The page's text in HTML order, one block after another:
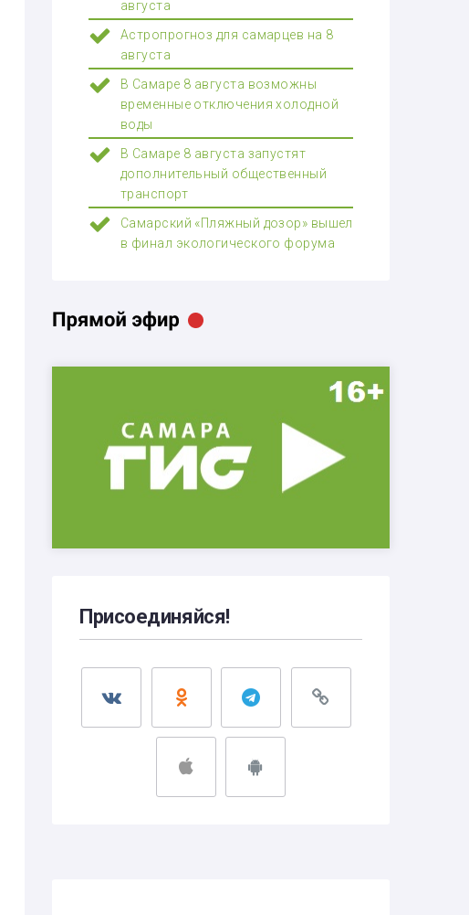
августа
Астропрогноз для самарцев на 8
августа
В Самаре 8 августа возможны
временные отключения холодной
воды
В Самаре 8 августа запустят
дополнительный общественный
транспорт
Самарский «Пляжный дозор» вышел
в финал экологического форума
Присоединяйся!